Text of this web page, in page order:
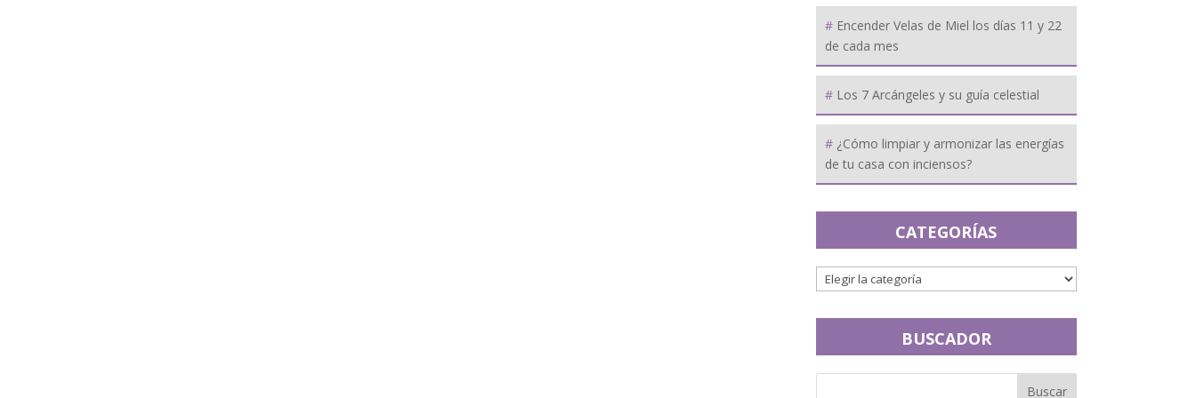
Encender Velas de Miel los días 11 y 22
de cada mes
Los 7 Arcángeles y su guía celestial
¿Cómo limpiar y armonizar las energías
de tu casa con inciensos?
CATEGORÍAS
BUSCADOR